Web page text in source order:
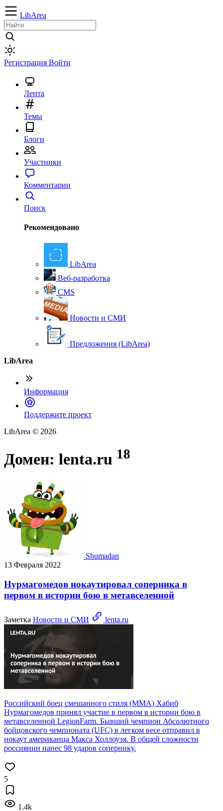
LibArea
Регистрация Войти
Лента
Темы
Блоги
Участники
Комментарии
Поиск
Рекомендовано
LibArea
Веб-разработка
CMS
Новости и СМИ
Предложения (LibArea)
LibArea
Информация
Поддержите проект
LibArea © 2026
Домен: lenta.ru 18
Shumadan
13 Февраля 2022
Нурмагомедов нокаутировал соперника в
первом в истории бою в метавселенной
Заметка Новости и СМИ lenta.ru
Российский боец смешанного стиля (MMA) Хабиб
Нурмагомедов принял участие в первом в истории бою в
метавселенной LegionFarm. Бывший чемпион Абсолютного
бойцовского чемпионата (UFC) в легком весе отправил в
нокаут американца Макса Холлоуэя. В общей сложности
россиянин нанес 98 ударов сопернику.
5
1.4k